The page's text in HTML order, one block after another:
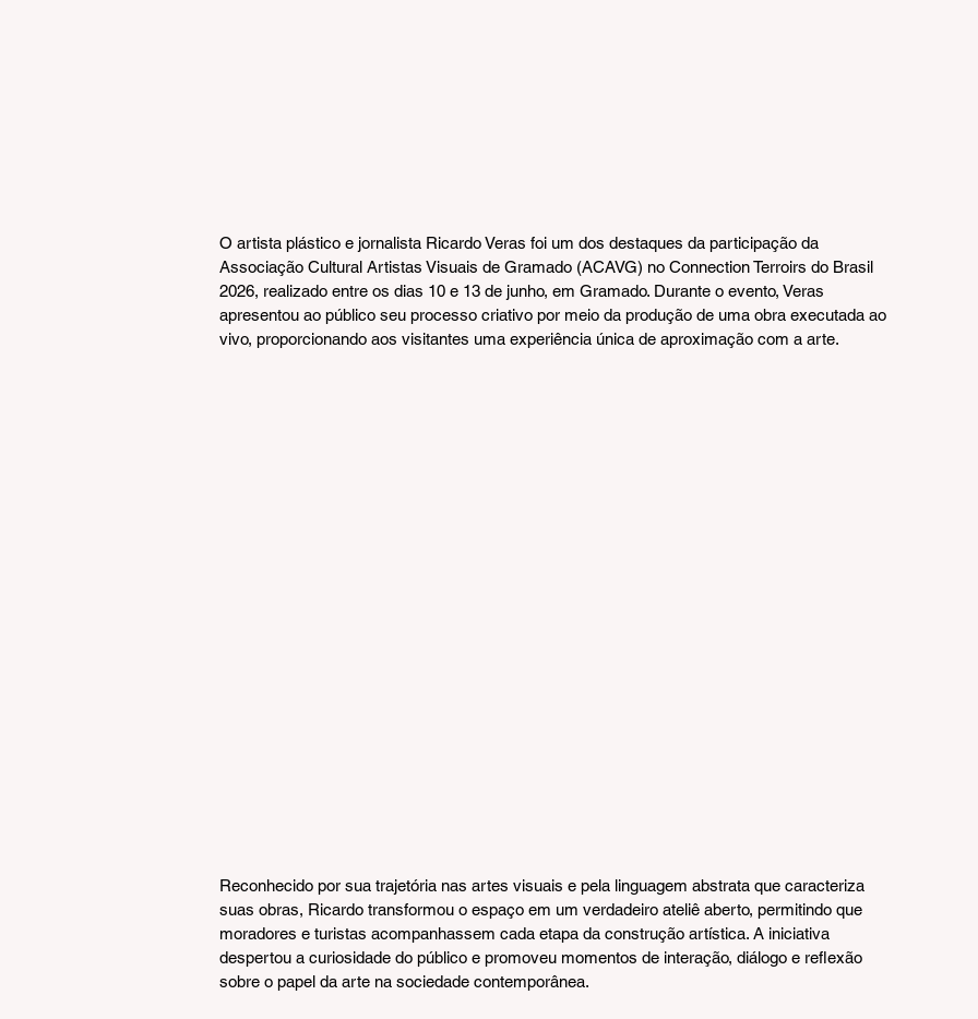
O artista plástico e jornalista Ricardo Veras foi um dos destaques da participação da
Associação Cultural Artistas Visuais de Gramado (ACAVG) no Connection Terroirs do Brasil
2026, realizado entre os dias 10 e 13 de junho, em Gramado. Durante o evento, Veras
apresentou ao público seu processo criativo por meio da produção de uma obra executada ao
vivo, proporcionando aos visitantes uma experiência única de aproximação com a arte.
Reconhecido por sua trajetória nas artes visuais e pela linguagem abstrata que caracteriza
suas obras, Ricardo transformou o espaço em um verdadeiro ateliê aberto, permitindo que
moradores e turistas acompanhassem cada etapa da construção artística. A iniciativa
despertou a curiosidade do público e promoveu momentos de interação, diálogo e reflexão
sobre o papel da arte na sociedade contemporânea.